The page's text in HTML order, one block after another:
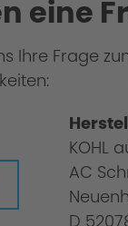
eine
Ihre Frage
KOHL
AC
D